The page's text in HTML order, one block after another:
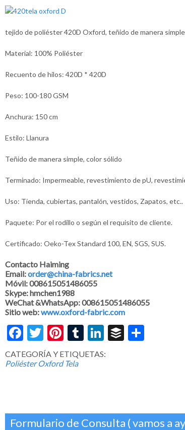
tejido de poliéster 420D Oxford, teñido de manera
Material: 100% Poliéster
Recuento de hilos: 420D * 420D
Peso: 100-180 GSM
Anchura: 150 cm
Estilo: Llanura
Teñido de manera simple, color sólido
Terminado: Impermeable, revestimiento de pU,
Uso: Tienda, cubiertas, pantalón, vestidos, Zapatos, etc..
Paquete: Por el rodillo o según el requisito de cliente.
Certificado: Oeko-Tex Standard 100, EN, SGS, SUS.
Contacto Haiming
Email:order@china-fabrics.net
Móvil: 008615051486055
Skype: hmchen1988
WeChat &WhatsApp: 008615051486055
Sitio web:www.oxford-fabric.com
Facebook
Twitter
Pinterest
Tumblr
LinkedIn
Buffer
Share
CATEGORÍA Y ETIQUETAS:
Poliéster Oxford Tela
Formulario de Consulta ( vamos a